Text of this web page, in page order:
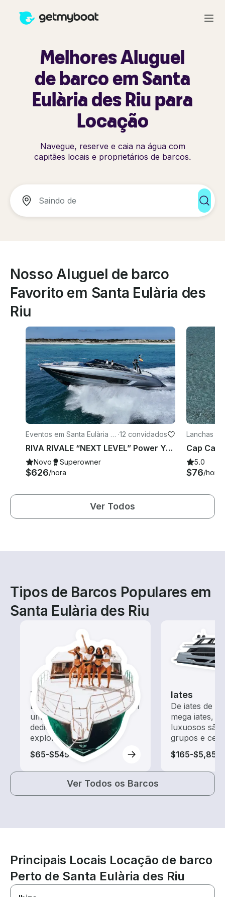
Melhores Aluguel
de barco em Santa
Eulària des Riu para
Locação
Navegue, reserve e caia na água com
capitães locais e proprietários de barcos.
Nosso Aluguel de barco
Favorito em Santa Eulària des
Riu
Eventos em Santa Eulària d
es Riu
·12 convidados
RIVA RIVALE “NEXT LEVEL” Power Yacht 💎 de 56 pés Explore Ibiza como nunca antes
Novo Superowner
$626/hora
Lanchas
s Riu
5.0
$76/hora
Ver Todos
Tipos de Barcos Populares em
Santa Eulària des Riu
Tours
Explore as águas locais com
um aluguel de barco
dedicado a passeios e
exploração
$65-$545
Iates
De iates de
mega iates,
luxuosos são
grupos e
$165-$5,855
Ver Todos os Barcos
Principais Locais Locação de barco
Perto de Santa Eulària des Riu